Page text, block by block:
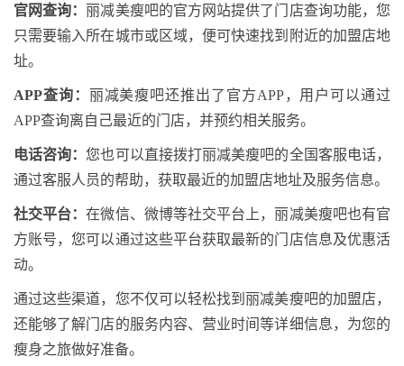
官网查询： 丽减美瘦吧的官方网站提供了门店查询功能，您
只需要输入所在城市或区域，便可快速找到附近的加盟店地
址。
APP查询： 丽减美瘦吧还推出了官方APP，用户可以通过
APP查询离自己最近的门店，并预约相关服务。
电话咨询：您也可以直接拨打丽减美瘦吧的全国客服电话，
通过客服人员的帮助，获取最近的加盟店地址及服务信息。
社交平台：在微信、微博等社交平台上，丽减美瘦吧也有官
方账号，您可以通过这些平台获取最新的门店信息及优惠活
动。
通过这些渠道，您不仅可以轻松找到丽减美瘦吧的加盟店，
还能够了解门店的服务内容、营业时间等详细信息，为您的
瘦身之旅做好准备。